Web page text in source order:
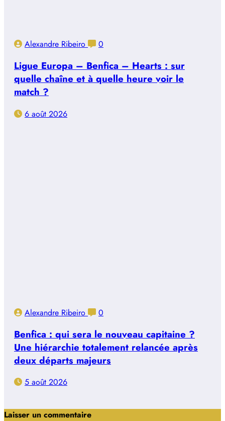
Alexandre Ribeiro 0
Ligue Europa – Benfica – Hearts : sur
quelle chaîne et à quelle heure voir le
match ?
6 août 2026
Alexandre Ribeiro 0
Benfica : qui sera le nouveau capitaine ?
Une hiérarchie totalement relancée après
deux départs majeurs
5 août 2026
Laisser un commentaire